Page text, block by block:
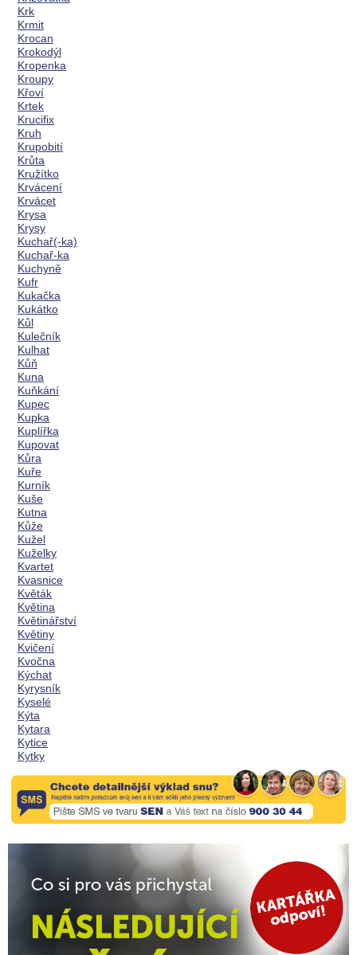
Krk
Krmit
Krocan
Krokodýl
Kropenka
Kroupy
Křoví
Krtek
Krucifix
Kruh
Krupobití
Krůta
Kružítko
Krvácení
Krvácet
Krysa
Krysy
Kuchař(-ka)
Kuchař-ka
Kuchyně
Kufr
Kukačka
Kukátko
Kůl
Kulečník
Kulhat
Kůň
Kuna
Kuňkání
Kupec
Kupka
Kuplířka
Kupovat
Kůra
Kuře
Kurník
Kuše
Kutna
Kůže
Kužel
Kuželky
Kvartet
Kvasnice
Květák
Květina
Květinářství
Květiny
Kvičení
Kvočna
Kýchat
Kyrysník
Kyselé
Kýta
Kytara
Kytice
Kytky